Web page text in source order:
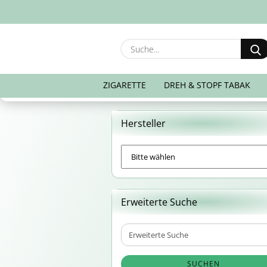
ZIGARETTE DREH & STOPF TABAK
Hersteller
Erweiterte Suche
Erweiterte
Suche
SUCHEN